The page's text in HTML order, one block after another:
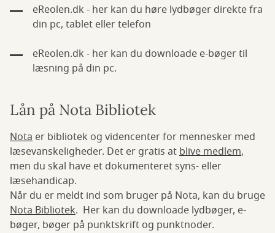
eReolen.dk - her kan du høre lydbøger direkte fra
din pc, tablet eller telefon
eReolen.dk - her kan du downloade e-bøger til
læsning på din pc.
Lån på Nota Bibliotek
Nota er bibliotek og videncenter for mennesker med
læsevanskeligheder. Det er gratis atblive medlem,
men du skal have et dokumenteret syns- eller
læsehandicap.
Når du er meldt ind som bruger på Nota, kan du bruge
Nota Bibliotek. Her kan du downloade lydbøger, e-
bøger, bøger på punktskrift og punktnoder.